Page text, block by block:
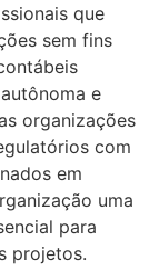
que
sem fins
e
organizações
com
em
uma
para
projetos.